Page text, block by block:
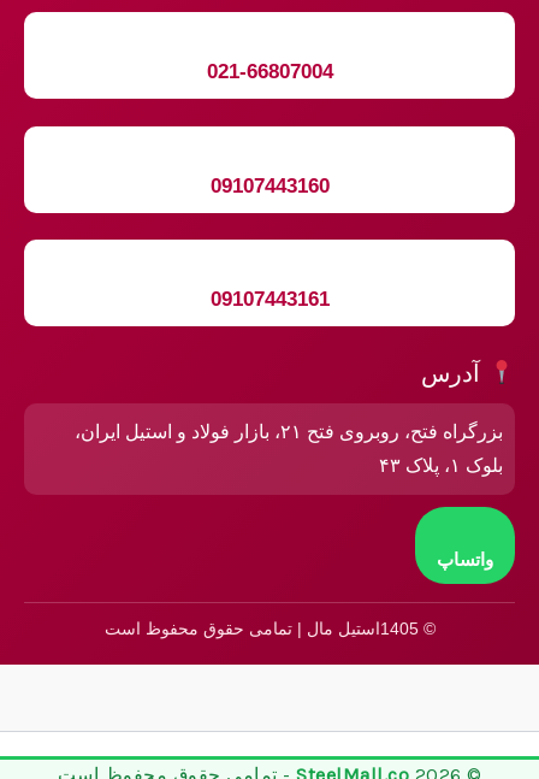
021-66807004
09107443160
09107443161
آدرس
بزرگراه فتح، روبروی فتح ۲۱، بازار فولاد و استیل ایران،
بلوک ۱، پلاک ۴۳
واتساپ
© 1405استیل مال | تمامی حقوق محفوظ است